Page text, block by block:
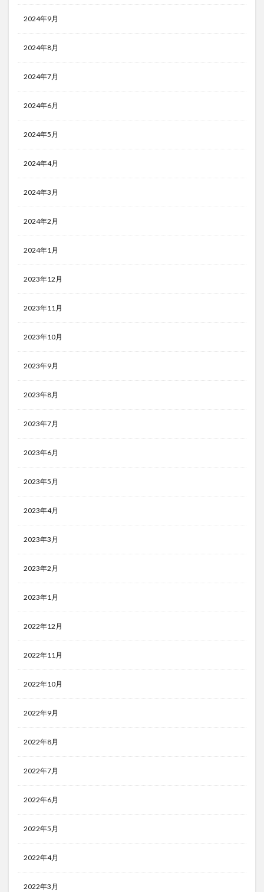
2024年9月
2024年8月
2024年7月
2024年6月
2024年5月
2024年4月
2024年3月
2024年2月
2024年1月
2023年12月
2023年11月
2023年10月
2023年9月
2023年8月
2023年7月
2023年6月
2023年5月
2023年4月
2023年3月
2023年2月
2023年1月
2022年12月
2022年11月
2022年10月
2022年9月
2022年8月
2022年7月
2022年6月
2022年5月
2022年4月
2022年3月